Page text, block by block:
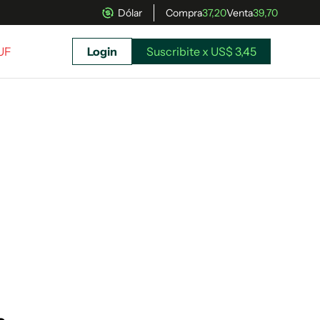
Dólar Compra37,20Venta39,70
Login Suscribite x US$ 3,45